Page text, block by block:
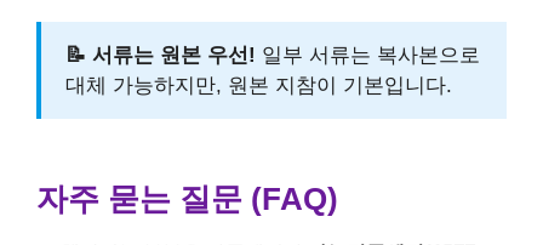
📝 서류는 원본 우선! 일부 서류는 복사본으로
대체 가능하지만, 원본 지참이 기본입니다.
자주 묻는 질문 (FAQ)